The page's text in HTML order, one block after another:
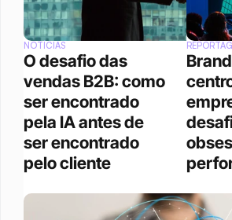
NOTÍCIAS
O desafio das
vendas B2B: como
ser encontrado
pela IA antes de
ser encontrado
pelo cliente